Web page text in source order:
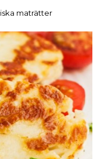
maträtter